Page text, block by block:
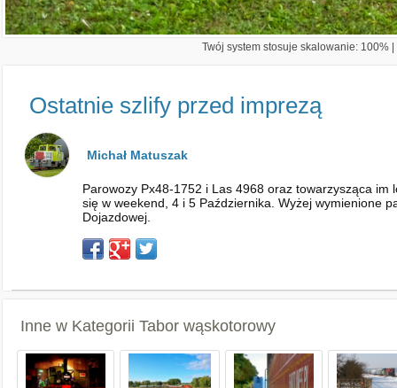
Twój system stosuje skalowanie: 100%
Ostatnie szlify przed imprezą
Michał Matuszak
Parowozy Px48-1752 i Las 4968 oraz towarzysząca
się w weekend, 4 i 5 Października. Wyżej wymienione
Dojazdowej.
Inne w Kategorii Tabor wąskotorowy